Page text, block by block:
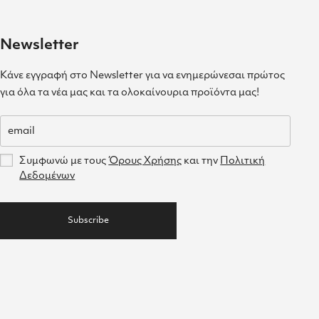
Newsletter
Κάνε εγγραφή στο Newsletter για να ενημερώνεσαι πρώτος
για όλα τα νέα μας και τα ολοκαίνουρια προϊόντα μας!
Συμφωνώ με τουςΌρους Χρήσης και την Πολιτική
Δεδομένων
Subscribe